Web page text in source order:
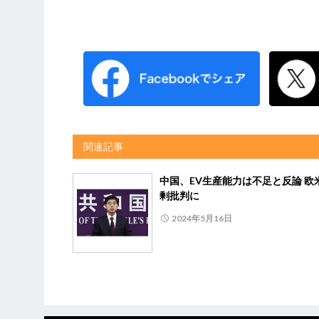
関連記事
中国、EV生産能力は不足と反論 欧
剰批判に
2024年5月16日